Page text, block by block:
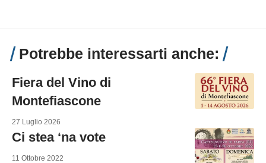
Potrebbe interessarti anche:
Fiera del Vino di
Montefiascone
27 Luglio 2026
Ci stea ‘na vote
11 Ottobre 2022